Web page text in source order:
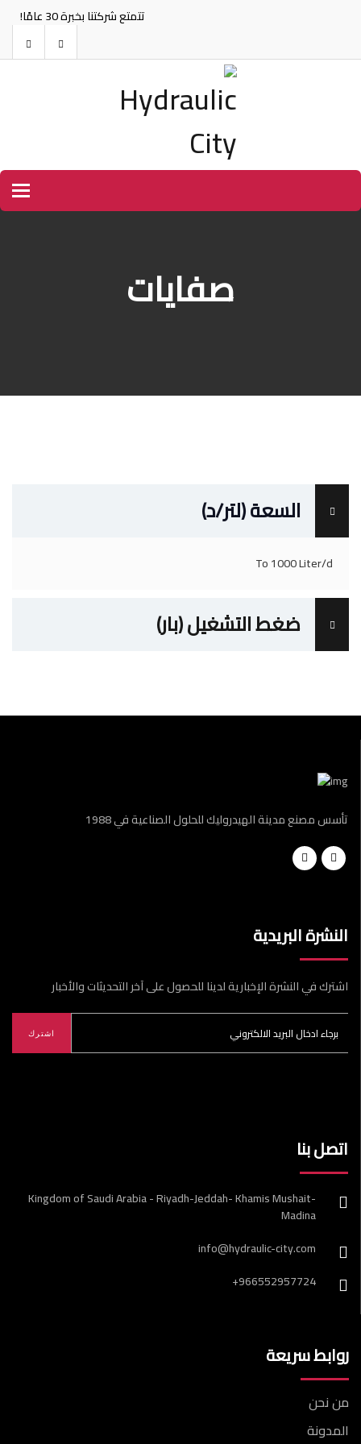
تتمتع شركتنا بخبرة 30 عامًا!
صفايات
السعة (لتر/د)
To 1000 Liter/d
ضغط التشغيل (بار)
تأسس مصنع مدينة الهيدروليك للحلول الصناعية في 1988
النشرة البريدية
اشترك في النشرة الإخبارية لدينا للحصول على آخر التحديثات والأخبار
اشترك
اتصل بنا
Kingdom of Saudi Arabia - Riyadh-Jeddah- Khamis Mushait-
Madina
info@hydraulic-city.com
+966552957724
روابط سريعة
من نحن
المدونة